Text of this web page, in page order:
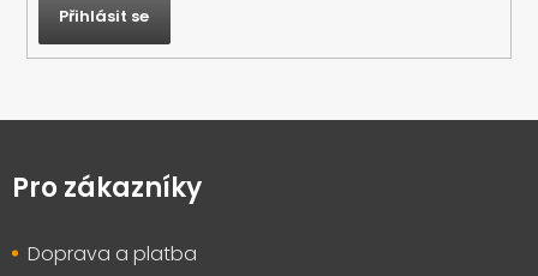
Přihlásit se
Z
pPro zákazníky
Doprava a platba